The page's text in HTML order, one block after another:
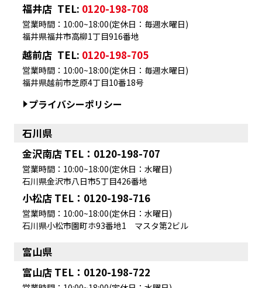
福井店 TEL: 0120-198-708
福井県福井市高柳1丁目916番地
営業時間：10:00~18:00(定休日：毎週水曜日)
越前店 TEL: 0120-198-705
福井県越前市芝原4丁目10番18号
営業時間：10:00~18:00(定休日：毎週水曜日)
プライバシーポリシー
石川県
金沢南店 TEL：0120-198-707
営業時間：10:00~18:00(定休日：水曜日)
石川県金沢市八日市5丁目426番地
小松店 TEL：0120-198-716
営業時間：10:00~18:00(定休日：水曜日)
石川県小松市園町ホ93番地1 マスタ第2ビル
富山県
富山店 TEL：0120-198-722